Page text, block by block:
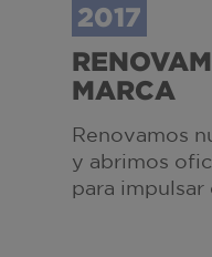
2017
MARCA
Renovamos
y abrimos
para impulsar